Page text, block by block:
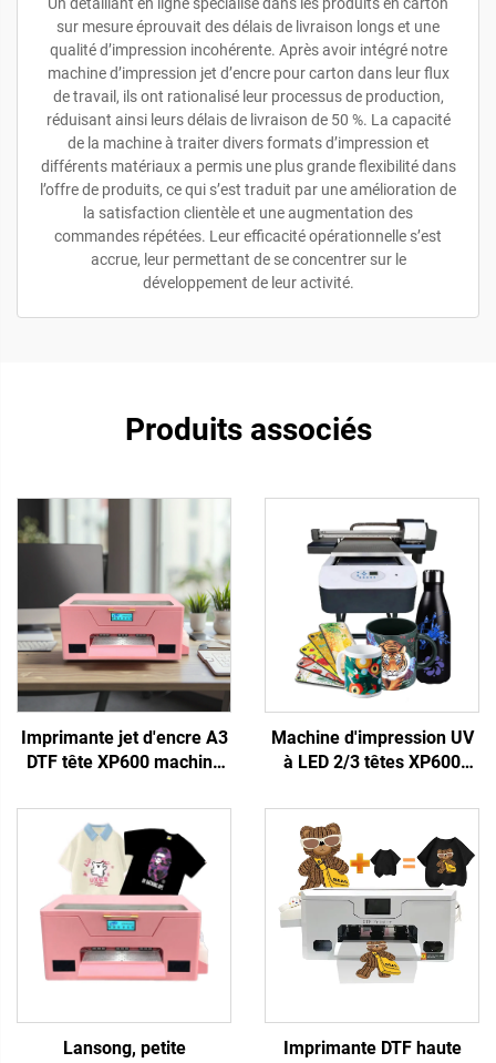
sur mesure éprouvait des délais de livraison longs et une
qualité d’impression incohérente. Après avoir intégré notre
machine d’impression jet d’encre pour carton dans leur flux
de travail, ils ont rationalisé leur processus de production,
réduisant ainsi leurs délais de livraison de 50 %. La capacité
de la machine à traiter divers formats d’impression et
différents matériaux a permis une plus grande flexibilité dans
l’offre de produits, ce qui s’est traduit par une amélioration de
la satisfaction clientèle et une augmentation des
commandes répétées. Leur efficacité opérationnelle s’est
accrue, leur permettant de se concentrer sur le
développement de leur activité.
Produits associés
Imprimante jet d'encre A3
DTF tête XP600 machine
continu pour T-shirts, kits
DTF roses
personnalisables pour
transfert thermique sur
vêtements
Machine d'impression UV
à LED 2/3 têtes XP600
6090 pour matériaux
rigides, coque de
téléphone, acrylique,
impression sur métal
Lansong, petite
Imprimante DTF haute